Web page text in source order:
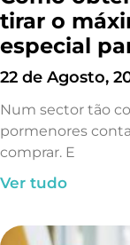
tirar o
especial
22 de Agosto,
Num sector tão
pormenores
comprar. E
Ver tudo